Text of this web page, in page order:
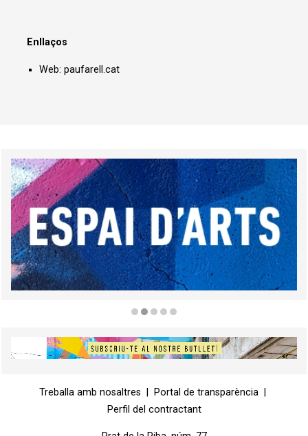
Enllaços
Web: paufarell.cat
Treballa amb nosaltres
Portal de transparència
Perfil del contractant